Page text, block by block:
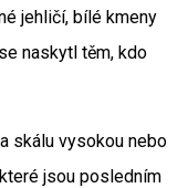
jehličí, bílé kmeny
naskytl těm, kdo
skálu vysokou nebo
jsou posledním